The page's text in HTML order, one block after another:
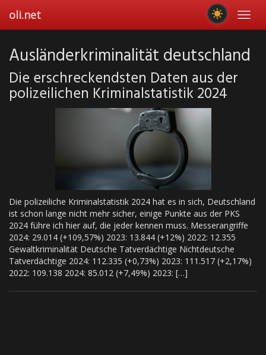
main
oli.net
Ausländerkriminalität deutschland
Die erschreckendsten Daten aus der
polizeilichen Kriminalstatistik 2024
Die polizeiliche Kriminalstatistik 2024 hat es in sich, Deutschland
ist schon lange nicht mehr sicher, einige Punkte aus der PKS
2024 führe ich hier auf, die jeder kennen muss. Messerangriffe
2024: 29.014 (+109,57%) 2023: 13.844 (+12%) 2022: 12.355
Gewaltkriminalität Deutsche Tatverdächtige Nichtdeutsche
Tatverdächtige 2024: 112.335 (+0,73%) 2023: 111.517 (+2,17%)
2022: 109.138 2024: 85.012 (+7,49%) 2023: […]